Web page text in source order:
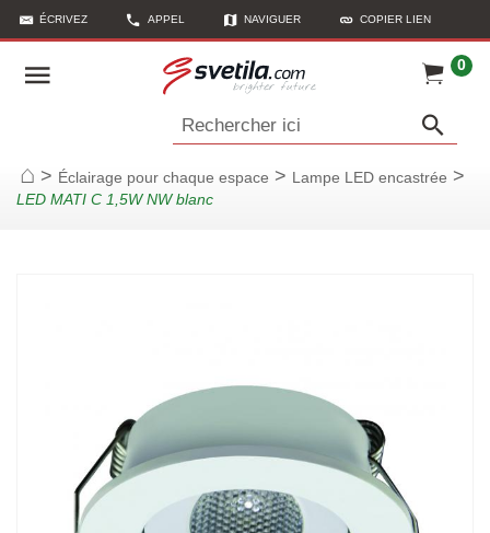
ÉCRIVEZ APPEL NAVIGUER COPIER LIEN
0
Rechercher ici
Page d'accueil
> Éclairage pour chaque espace > Lampe LED encastrée >
LED MATI C 1,5W NW blanc